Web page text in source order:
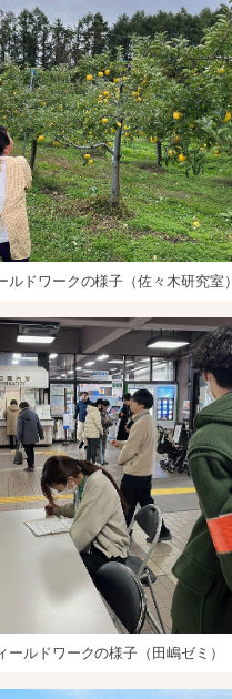
ルドワークの様子（佐々木研究室）
ールドワークの様子（田嶋ゼミ）